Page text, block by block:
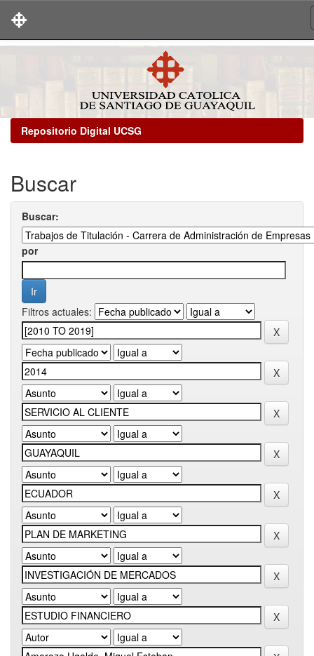
Repositorio Digital UCSG
Buscar
Buscar:
por
Filtros actuales: